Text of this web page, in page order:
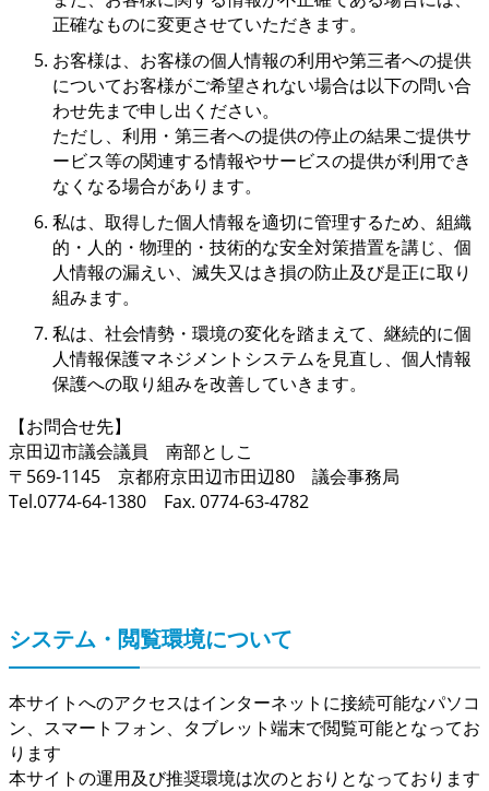
正確なものに変更させていただきます。
お客様は、お客様の個人情報の利用や第三者への提供
についてお客様がご希望されない場合は以下の問い合
わせ先まで申し出ください。
ただし、利用・第三者への提供の停止の結果ご提供サ
ービス等の関連する情報やサービスの提供が利用でき
なくなる場合があります。
私は、取得した個人情報を適切に管理するため、組織
的・人的・物理的・技術的な安全対策措置を講じ、個
人情報の漏えい、滅失又はき損の防止及び是正に取り
組みます。
私は、社会情勢・環境の変化を踏まえて、継続的に個
人情報保護マネジメントシステムを見直し、個人情報
保護への取り組みを改善していきます。
【お問合せ先】
京田辺市議会議員 南部としこ
〒569-1145 京都府京田辺市田辺80 議会事務局
Tel.0774-64-1380 Fax. 0774-63-4782
システム・閲覧環境について
本サイトへのアクセスはインターネットに接続可能なパソコ
ン、スマートフォン、タブレット端末で閲覧可能となってお
ります
本サイトの運用及び推奨環境は次のとおりとなっております